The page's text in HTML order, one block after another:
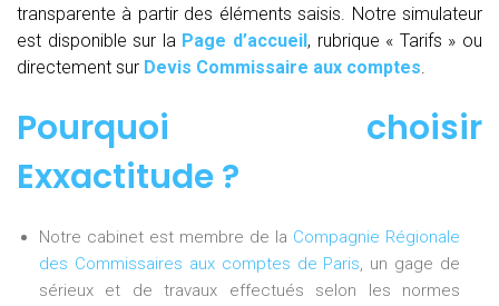
transparente à partir des éléments saisis. Notre simulateur
est disponible sur la Page d’accueil, rubrique « Tarifs » ou
directement sur Devis Commissaire aux comptes.
Pourquoi choisir
Exxactitude ?
Notre cabinet est membre de la Compagnie Régionale
des Commissaires aux comptes de Paris, un gage de
sérieux et de travaux effectués selon les normes